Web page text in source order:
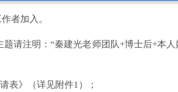
者加入。
请注明：“秦建光老师团队+博士后+本
表》（详见附件1 ）；